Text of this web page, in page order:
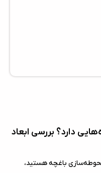
دارد؟ بررسی ابعاد
باغچه هستید،